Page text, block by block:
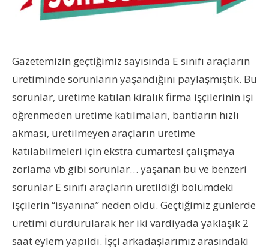
Gazetemizin geçtiğimiz sayısında E sınıfı araçların
üretiminde sorunların yaşandığını paylaşmıştık. Bu
sorunlar, üretime katılan kiralık firma işçilerinin işi
öğrenmeden üretime katılmaları, bantların hızlı
akması, üretilmeyen araçların üretime
katılabilmeleri için ekstra cumartesi çalışmaya
zorlama vb gibi sorunlar… yaşanan bu ve benzeri
sorunlar E sınıfı araçların üretildiği bölümdeki
işçilerin “isyanına” neden oldu. Geçtiğimiz günlerde
üretimi durdurularak her iki vardiyada yaklaşık 2
saat eylem yapıldı. İşçi arkadaşlarımız arasındaki